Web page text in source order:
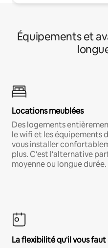
Équipements et
Locations meublées
Des logements
le wifi et les équipements
vous installer
plus. C'est l'alternative
moyenne ou longue durée.
La flexibilité qu'il vous faut